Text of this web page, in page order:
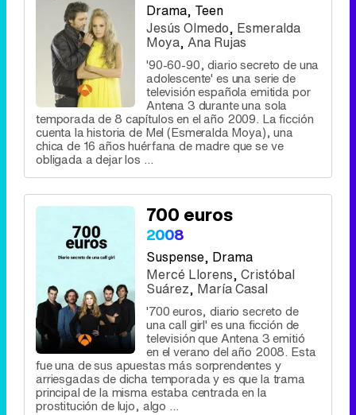
Drama, Teen
Jesús Olmedo, Esmeralda
Moya, Ana Rujas
'90-60-90, diario secreto de una
adolescente' es una serie de
televisión española emitida por
Antena 3 durante una sola
temporada de 8 capítulos en el año 2009. La ficción
cuenta la historia de Mel (Esmeralda Moya), una
chica de 16 años huérfana de madre que se ve
obligada a dejar los ...
700 euros
2008
Suspense, Drama
Mercé Llorens, Cristóbal
Suárez, María Casal
'700 euros, diario secreto de
una call girl' es una ficción de
televisión que Antena 3 emitió
en el verano del año 2008. Esta
fue una de sus apuestas más sorprendentes y
arriesgadas de dicha temporada y es que la trama
principal de la misma estaba centrada en la
prostitución de lujo, algo ...